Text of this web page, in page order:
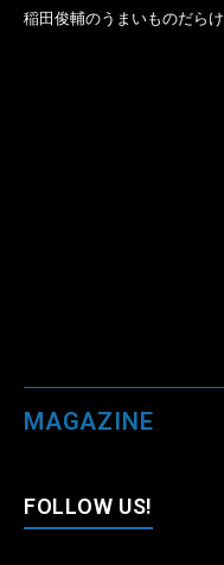
稲田俊輔のうまいものだらけ
MAGAZINE
FOLLOW US!